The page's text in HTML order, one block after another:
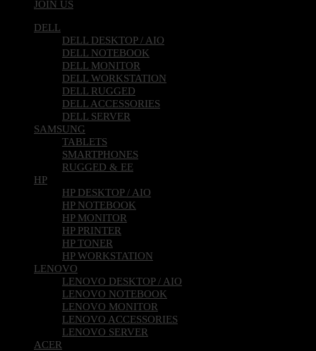
DELL NOTEBOOK
DELL MONITOR
DELL WORKSTATION
DELL RUGGED
DELL ACCESSORIES
DELL SERVER
SAMSUNG
TABLETS
SMARTPHONES
RUGGED & EE
HP NOTEBOOK
HP MONITOR
HP PRINTER
HP TONER
HP WORKSTATION
LENOVO
LENOVO DESKTOP / AIO
LENOVO NOTEBOOK
LENOVO MONITOR
LENOVO ACCESSORIES
LENOVO SERVER